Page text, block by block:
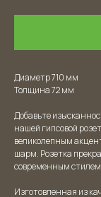
Диаметр 710 мм
Толщина 72 мм
Добавьте
нашей гипсовой
великолепным
шарм. Розетка
современным
Изготовленная из